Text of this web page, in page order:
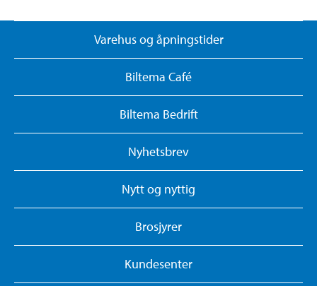
Varehus og åpningstider
Biltema Café
Biltema Bedrift
Nyhetsbrev
Nytt og nyttig
Brosjyrer
Kundesenter